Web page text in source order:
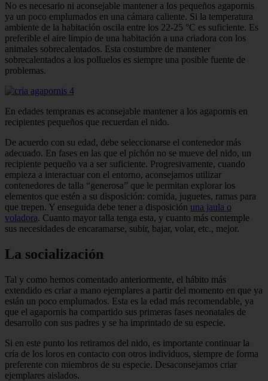
No es necesario ni aconsejable mantener a los pequeños agapornis
ya un poco emplumados en una cámara caliente. Si la temperatura
ambiente de la habitación oscila entre los 22-25 °C es suficiente. Es
preferible el aire limpio de una habitación a una criadora con los
animales sobrecalentados. Esta costumbre de mantener
sobrecalentados a los polluelos es siempre una posible fuente de
problemas.
En edades tempranas es aconsejable mantener a los agapornis en
recipientes pequeños que recuerdan el nido.
De acuerdo con su edad, debe seleccionarse el contenedor más
adecuado. En fases en las que el pichón no se mueve del nido, un
recipiente pequeño va a ser suficiente. Progresivamente, cuando
empieza a interactuar con el entorno, aconsejamos utilizar
contenedores de talla “generosa” que le permitan explorar los
elementos que estén a su disposición: comida, juguetes, ramas para
que trepen. Y enseguida debe tener a disposición una jaula o
voladora. Cuanto mayor talla tenga esta, y cuanto más contemple
sus necesidades de encaramarse, subir, bajar, volar, etc., mejor.
La socialización
Tal y como hemos comentado anteriormente, el hábito más
extendido es criar a mano ejemplares a partir del momento en que ya
están un poco emplumados. Esta es la edad más recomendable, ya
que el agapornis ha compartido sus primeras fases neonatales de
desarrollo con sus padres y se ha imprintado de su especie.
Si en este punto los retiramos del nido, es importante continuar la
cría de los loros en contacto con otros individuos, siempre de forma
preferente con miembros de su especie. Desaconsejamos criar
ejemplares aislados.